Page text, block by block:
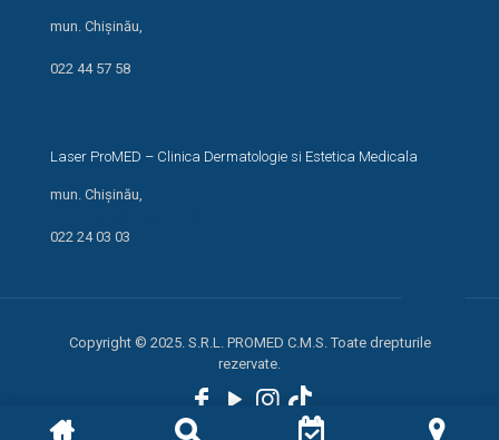
mun. Chișinău,
022 44 57 58
Laser ProMED – Clinica Dermatologie si Estetica Medicala
mun. Chișinău,
022 24 03 03
Copyright © 2025. S.R.L. PROMED C.M.S. Toate drepturile
rezervate.